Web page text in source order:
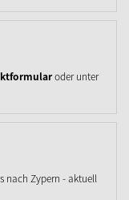
oder unter
nach Zypern - aktuell